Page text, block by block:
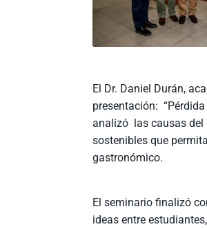
El Dr. Daniel Durán,
presentación:
analizó las causas del
sostenibles que
gastronómico.
El seminario finalizó
ideas entre